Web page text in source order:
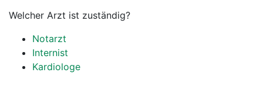
Welcher Arzt ist zuständig?
Notarzt
Internist
Kardiologe